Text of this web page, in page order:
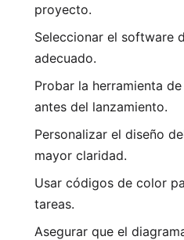
proyecto.
Seleccionar el software
adecuado.
Probar la herramienta
antes del lanzamiento.
Personalizar el diseño
mayor claridad.
Usar códigos de color
tareas.
Asegurar que el